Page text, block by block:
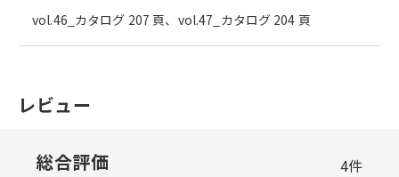
vol.46_カタログ 207 頁、vol.47_カタログ 204 頁
レビュー
総合評価 4件